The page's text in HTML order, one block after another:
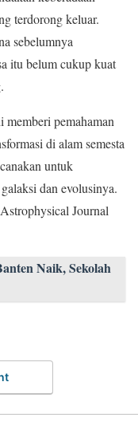
terdorong keluar.
sebelumnya
itu belum cukup kuat
pemahaman
di alam semesta
untuk
dan evolusinya.
Journal
Naik, Sekolah